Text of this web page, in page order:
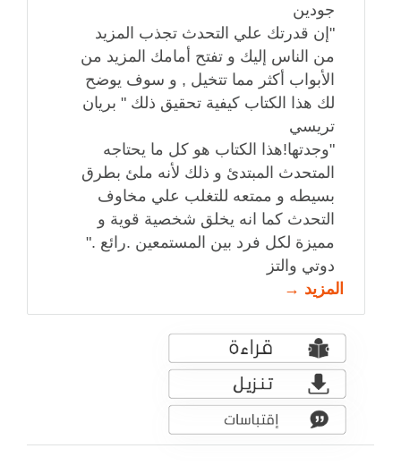
جودين
"إن قدرتك علي التحدث تجذب المزيد
من الناس إليك و تفتح أمامك المزيد من
الأبواب أكثر مما تتخيل , و سوف يوضح
لك هذا الكتاب كيفية تحقيق ذلك " بريان
تريسي
"وجدتها!هذا الكتاب هو كل ما يحتاجه
المتحدث المبتدئ و ذلك لأنه ملئ بطرق
بسيطه و ممتعه للتغلب علي مخاوف
التحدث كما انه يخلق شخصية قوية و
مميزة لكل فرد بين المستمعين .رائع ."
دوتي والتز
المزيد →